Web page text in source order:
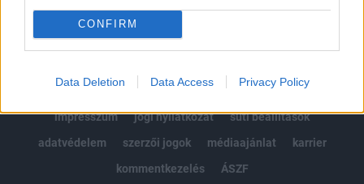
CONFIRM
Data Deletion Data Access Privacy Policy
impresszum
jogi nyilatkozat
süti beállítások
adatvédelem
szerzői jogok médiaajánlat
karrier
kommentkezelés
ÁSZF